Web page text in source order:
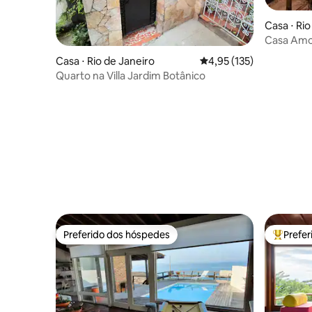
Casa ⋅ Rio de Janeiro 4,95 de uma avaliação
4,95 (135)
Quarto na Villa Jardim Botânico
Casa ⋅
Casa
Preferido dos hóspedes
Preferido dos hóspedes Entre os